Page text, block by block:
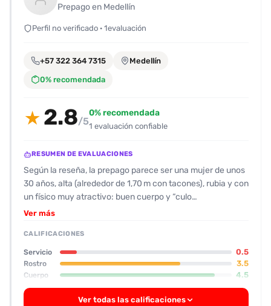
favoritas
para
fácilmente.
Prepago en Medellín
Perfil no verificado · 1evaluación
+57 322 364 7315 Medellín
0% recomendada
★ 2.8/5
0% recomendada
1 evaluación confiable
RESUMEN DE EVALUACIONES
Según la reseña, la prepago parece ser una mujer de unos
30 años, alta (alrededor de 1,70 m con tacones), rubia y con
un físico muy atractivo: buen cuerpo y “culo
espectacular”. Su rostro, sin embargo, muestra signos de
de 7 de 10, mientras que su figura recibe un 9 de 10. Su
actitud, aunque inicial es “normal”, se torna cansada y algo
impaciente: llega sudorosa, con aire de que está “salida del
paso” y exige que el cliente llegue a tiempo, retrasándola
unos 15 minutos. No ofrece servicios adicionales a la
“tarifa básica” y, al parecer, no se siente cómoda con la
Ver más
CALIFICACIONES
Servicio 0.5
Rostro 3.5
Cuerpo 4.5
Ver todas las calificaciones